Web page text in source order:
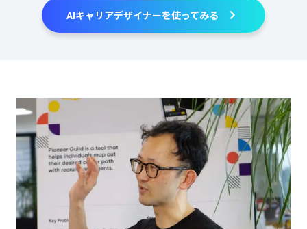
AIキャリアデザイナーを使ってみる